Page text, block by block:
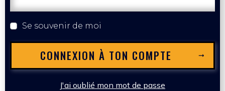
Se souvenir de moi
CONNEXION À TON COMPTE
J'ai oublié mon mot de passe